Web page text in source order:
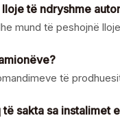
të ndryshme
mund të peshojnë
të
sakta sa instalimet